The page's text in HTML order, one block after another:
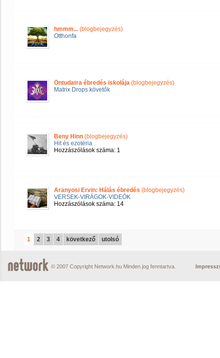
hmmm... (blogbejegyzés)
Otthonfa
Öntudatra ébredés iskolája (blogbejegyzés)
Matrix Drops követők
Beny Hinn (blogbejegyzés)
Hit és ezotéria
Hozzászólások száma: 1
Aranyosi Ervin: Hálás ébredés (blogbejegyzés)
VERSEK-VIRÁGOK-VIDEÓK
Hozzászólások száma: 14
1 2 3 4 következő utolsó
© 2007 Copyright Network.hu Minden jog fenntartva.